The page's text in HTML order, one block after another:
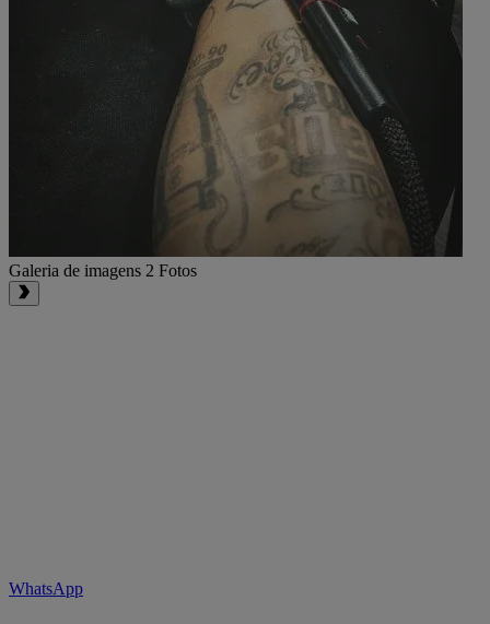
Galeria de imagens 2 Fotos
WhatsApp